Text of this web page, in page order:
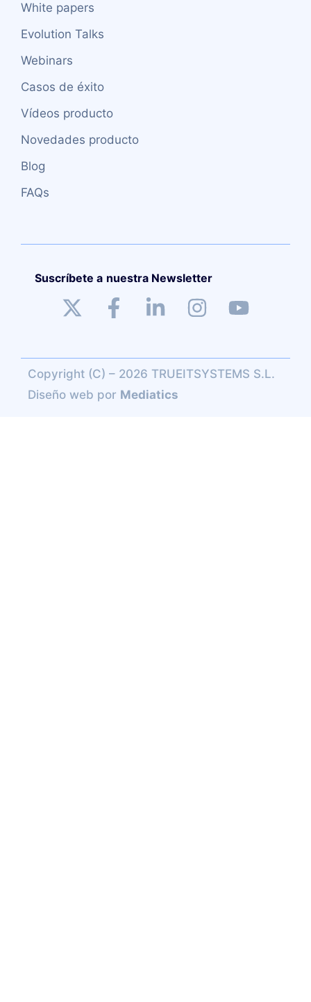
White papers
Evolution Talks
Webinars
Casos de éxito
Vídeos producto
Novedades producto
Blog
FAQs
Suscríbete a nuestra Newsletter
Copyright (C) – 2026 TRUEITSYSTEMS S.L.
Diseño web por Mediatics